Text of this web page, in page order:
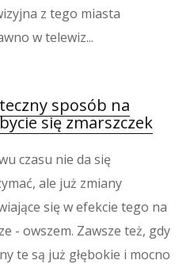
Internetowe
z tego miasta
w telewiz...
sposób na
się zmarszczek
czasu nie da się
ale już zmiany
się w efekcie tego na
- owszem. Zawsze też, gdy
te są już głębokie i mocno